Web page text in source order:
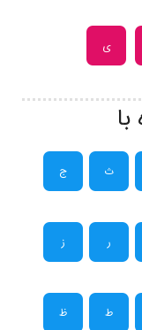
ی
ث ج
ر ز
ط ظ